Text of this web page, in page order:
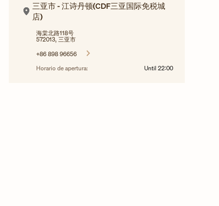
三亚市 - 江诗丹顿(CDF三亚国际免税城
店)
海棠北路118号
572013, 三亚市
+86 898 96656
Horario de apertura:
Until 22:00